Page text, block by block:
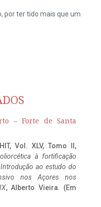
por ter tido mais que um
– Forte de Santa
Vol. XLV, Tomo II,
à fortificação
ao estudo do
nos Açores nos
, Alberto Vieira. (Em